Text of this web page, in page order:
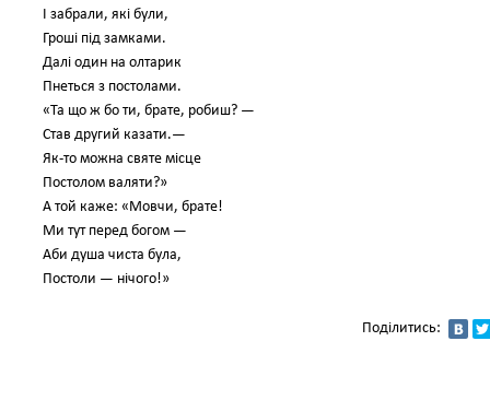
І забрали, які були,
Гроші під замками.
Далі один на олтарик
Пнеться з постолами.
«Та що ж бо ти, брате, робиш? —
Став другий казати.—
Як-то можна святе місце
Постолом валяти?»
А той каже: «Мовчи, брате!
Ми тут перед богом —
Аби душа чиста була,
Постоли — нічого!»
Поділитись: